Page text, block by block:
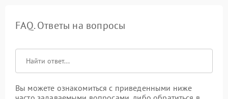
FAQ. Ответы на вопросы
Вы можете ознакомиться с приведенными ниже